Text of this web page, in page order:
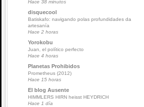
Hace 38 minutos
disquecool
Batiskafo: navigando polas profundidades da
artesanía
Hace 2 horas
Yorokobu
Juan, el político perfecto
Hace 4 horas
Planetas Prohibidos
Prometheus (2012)
Hace 15 horas
El blog Ausente
HIMMLERS HIRN heisst HEYDRICH
Hace 1 día